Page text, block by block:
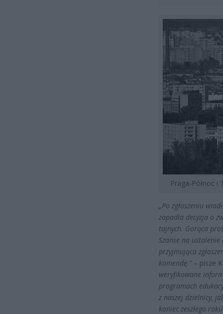
Praga-Północ i
„Po zgłoszeniu
zapadła decyzja o
tajnych. Gorąca
Szanse na
przyjmująca
komendę.”– pisze
weryfikowane
programach
z naszej dzielnicy,
koniec zeszłego